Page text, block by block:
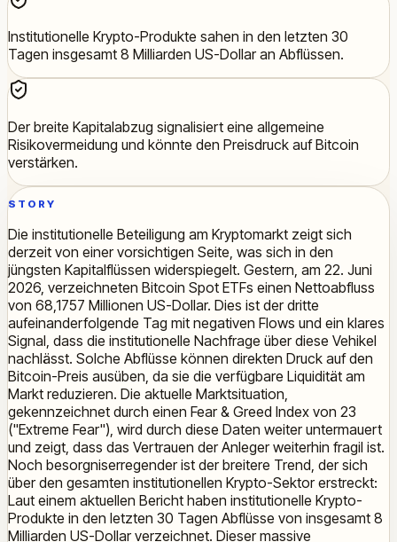
Institutionelle Krypto-Produkte sahen in den letzten 30
Tagen insgesamt 8 Milliarden US-Dollar an Abflüssen.
Der breite Kapitalabzug signalisiert eine allgemeine
Risikovermeidung und könnte den Preisdruck auf Bitcoin
verstärken.
STORY
Die institutionelle Beteiligung am Kryptomarkt zeigt sich
derzeit von einer vorsichtigen Seite, was sich in den
jüngsten Kapitalflüssen widerspiegelt. Gestern, am 22. Juni
2026, verzeichneten Bitcoin Spot ETFs einen Nettoabfluss
von 68,1757 Millionen US-Dollar. Dies ist der dritte
aufeinanderfolgende Tag mit negativen Flows und ein klares
Signal, dass die institutionelle Nachfrage über diese Vehikel
nachlässt. Solche Abflüsse können direkten Druck auf den
Bitcoin-Preis ausüben, da sie die verfügbare Liquidität am
Markt reduzieren. Die aktuelle Marktsituation,
gekennzeichnet durch einen Fear & Greed Index von 23
("Extreme Fear"), wird durch diese Daten weiter untermauert
und zeigt, dass das Vertrauen der Anleger weiterhin fragil ist.
Noch besorgniserregender ist der breitere Trend, der sich
über den gesamten institutionellen Krypto-Sektor erstreckt:
Laut einem aktuellen Bericht haben institutionelle Krypto-
Produkte in den letzten 30 Tagen Abflüsse von insgesamt 8
Milliarden US-Dollar verzeichnet. Dieser massive